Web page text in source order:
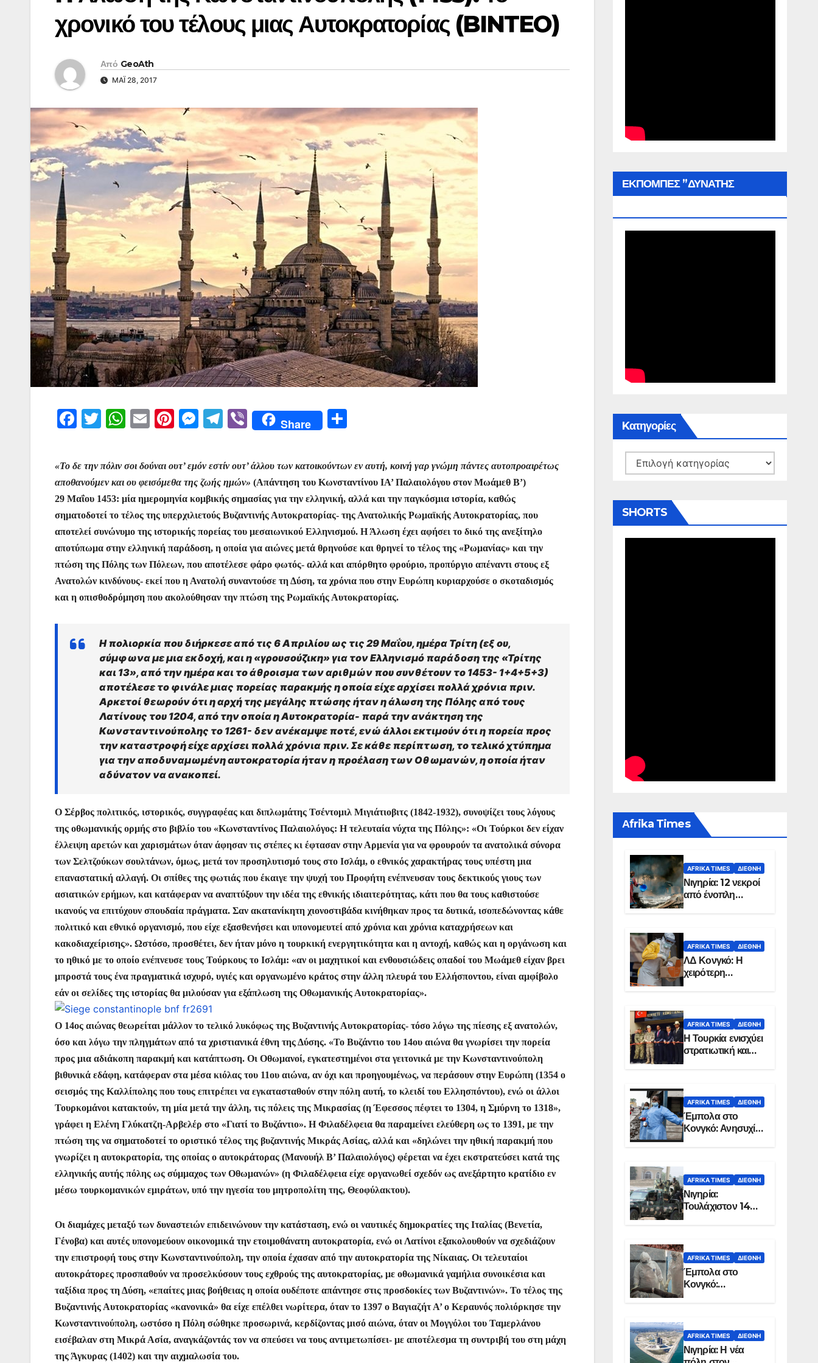
χρονικό του τέλους μιας Αυτοκρατορίας (BINTEO)
Από GeoAth
ΜΆΙ 28, 2017
F
c
e
b
o
o
k
T
itt
er
W
at
s
A
p
p
E
ai
l
Pi
er
e
st
M
s
s
e
n
g
er
T
e
gr
a
m
Vi
b
er
Share
α
σ
τε
ίτ
ε
«Το δε την πόλιν σοι δούναι ουτ’ εμόν εστίν ουτ’ άλλου των κατοικούντων εν αυτή, κοινή γαρ γνώμη πάντες αυτοπροαιρέτως
αποθανούμεν και ου φεισόμεθα της ζωής ημών» (Απάντηση του Κωνσταντίνου ΙΑ’ Παλαιολόγου στον Μωάμεθ Β’)
29 Μαΐου 1453: μία ημερομηνία κομβικής σημασίας για την ελληνική, αλλά και την παγκόσμια ιστορία, καθώς
σηματοδοτεί το τέλος της υπερχιλιετούς Βυζαντινής Αυτοκρατορίας- της Ανατολικής Ρωμαϊκής Αυτοκρατορίας, που
αποτελεί συνώνυμο της ιστορικής πορείας του μεσαιωνικού Ελληνισμού. Η Άλωση έχει αφήσει το δικό της ανεξίτηλο
αποτύπωμα στην ελληνική παράδοση, η οποία για αιώνες μετά θρηνούσε και θρηνεί το τέλος της «Ρωμανίας» και την
πτώση της Πόλης των Πόλεων, που αποτέλεσε φάρο φωτός- αλλά και απόρθητο φρούριο, προπύργιο απέναντι στους εξ
Ανατολών κινδύνους- εκεί που η Ανατολή συναντούσε τη Δύση, τα χρόνια που στην Ευρώπη κυριαρχούσε ο σκοταδισμός
και η οπισθοδρόμηση που ακολούθησαν την πτώση της Ρωμαϊκής Αυτοκρατορίας.
Η πολιορκία που διήρκεσε από τις 6 Απριλίου ως τις 29 Μαΐου, ημέρα Τρίτη (εξ ου,
σύμφωνα με μια εκδοχή, και η «γρουσούζικη» για τον Ελληνισμό παράδοση της «Τρίτης
και 13», από την ημέρα και το άθροισμα των αριθμών που συνθέτουν το 1453- 1+4+5+3)
αποτέλεσε το φινάλε μιας πορείας παρακμής η οποία είχε αρχίσει πολλά χρόνια πριν.
Αρκετοί θεωρούν ότι η αρχή της μεγάλης πτώσης ήταν η άλωση της Πόλης από τους
Λατίνους του 1204, από την οποία η Αυτοκρατορία- παρά την ανάκτηση της
Κωνσταντινούπολης το 1261- δεν ανέκαμψε ποτέ, ενώ άλλοι εκτιμούν ότι η πορεία προς
την καταστροφή είχε αρχίσει πολλά χρόνια πριν. Σε κάθε περίπτωση, το τελικό χτύπημα
για την αποδυναμωμένη αυτοκρατορία ήταν η προέλαση των Οθωμανών, η οποία ήταν
αδύνατον να ανακοπεί.
Ο Σέρβος πολιτικός, ιστορικός, συγγραφέας και διπλωμάτης Τσέντομιλ Μιγιάτιοβιτς (1842-1932), συνοψίζει τους λόγους
της οθωμανικής ορμής στο βιβλίο του «Κωνσταντίνος Παλαιολόγος: Η τελευταία νύχτα της Πόλης»: «Οι Τούρκοι δεν είχαν
έλλειψη αρετών και χαρισμάτων όταν άφησαν τις στέπες κι έφτασαν στην Αρμενία για να φρουρούν τα ανατολικά σύνορα
των Σελτζούκων σουλτάνων, όμως, μετά τον προσηλυτισμό τους στο Ισλάμ, ο εθνικός χαρακτήρας τους υπέστη μια
επαναστατική αλλαγή. Οι σπίθες της φωτιάς που έκαιγε την ψυχή του Προφήτη ενέπνευσαν τους δεκτικούς γιους των
ασιατικών ερήμων, και κατάφεραν να αναπτύξουν την ιδέα της εθνικής ιδιαιτερότητας, κάτι που θα τους καθιστούσε
ικανούς να επιτύχουν σπουδαία πράγματα. Σαν ακατανίκητη χιονοστιβάδα κινήθηκαν προς τα δυτικά, ισοπεδώνοντας κάθε
πολιτικό και εθνικό οργανισμό, που είχε εξασθενήσει και υπονομευτεί από χρόνια και χρόνια καταχρήσεων και
κακοδιαχείρισης». Ωστόσο, προσθέτει, δεν ήταν μόνο η τουρκική ενεργητικότητα και η αντοχή, καθώς και η οργάνωση και
το ηθικό με το οποίο ενέπνευσε τους Τούρκους το Ισλάμ: «αν οι μαχητικοί και ενθουσιώδεις οπαδοί του Μωάμεθ είχαν βρει
μπροστά τους ένα πραγματικά ισχυρό, υγιές και οργανωμένο κράτος στην άλλη πλευρά του Ελλήσποντου, είναι αμφίβολο
εάν οι σελίδες της ιστορίας θα μιλούσαν για εξάπλωση της Οθωμανικής Αυτοκρατορίας».
Ο 14ος αιώνας θεωρείται μάλλον το τελικό λυκόφως της Βυζαντινής Αυτοκρατορίας- τόσο λόγω της πίεσης εξ ανατολών,
όσο και λόγω την πληγμάτων από τα χριστιανικά έθνη της Δύσης. «Το Βυζάντιο του 14ου αιώνα θα γνωρίσει την πορεία
προς μια αδιάκοπη παρακμή και κατάπτωση. Οι Οθωμανοί, εγκατεστημένοι στα γειτονικά με την Κωνσταντινούπολη
βιθυνικά εδάφη, κατάφεραν στα μέσα κιόλας του 11ου αιώνα, αν όχι και προηγουμένως, να περάσουν στην Ευρώπη (1354 ο
σεισμός της Καλλίπολης που τους επιτρέπει να εγκατασταθούν στην πόλη αυτή, το κλειδί του Ελλησπόντου), ενώ οι άλλοι
Τουρκομάνοι κατακτούν, τη μία μετά την άλλη, τις πόλεις της Μικρασίας (η Έφεσσος πέφτει το 1304, η Σμύρνη το 1318»,
γράφει η Ελένη Γλύκατζη-Αρβελέρ στο «Γιατί το Βυζάντιο». Η Φιλαδέλφεια θα παραμείνει ελεύθερη ως το 1391, με την
πτώση της να σηματοδοτεί το οριστικό τέλος της βυζαντινής Μικράς Ασίας, αλλά και «δηλώνει την ηθική παρακμή που
γνωρίζει η αυτοκρατορία, της οποίας ο αυτοκράτορας (Μανουήλ Β’ Παλαιολόγος) φέρεται να έχει εκστρατεύσει κατά της
ελληνικής αυτής πόλης ως σύμμαχος των Οθωμανών» (η Φιλαδέλφεια είχε οργανωθεί σχεδόν ως ανεξάρτητο κρατίδιο εν
μέσω τουρκομανικών εμιράτων, υπό την ηγεσία του μητροπολίτη της, Θεοφύλακτου).
Οι διαμάχες μεταξύ των δυναστειών επιδεινώνουν την κατάσταση, ενώ οι ναυτικές δημοκρατίες της Ιταλίας (Βενετία,
Γένοβα) και αυτές υπονομεύουν οικονομικά την ετοιμοθάνατη αυτοκρατορία, ενώ οι Λατίνοι εξακολουθούν να σχεδιάζουν
την επιστροφή τους στην Κωνσταντινούπολη, την οποία έχασαν από την αυτοκρατορία της Νίκαιας. Οι τελευταίοι
αυτοκράτορες προσπαθούν να προσελκύσουν τους εχθρούς της αυτοκρατορίας, με οθωμανικά γαμήλια συνοικέσια και
ταξίδια προς τη Δύση, «επαίτες μιας βοήθειας η οποία ουδέποτε απάντησε στις προσδοκίες των Βυζαντινών». Το τέλος της
Βυζαντινής Αυτοκρατορίας «κανονικά» θα είχε επέλθει νωρίτερα, όταν το 1397 ο Βαγιαζήτ Α’ ο Κεραυνός πολιόρκησε την
Κωνσταντινούπολη, ωστόσο η Πόλη σώθηκε προσωρινά, κερδίζοντας μισό αιώνα, όταν οι Μογγόλοι του Ταμερλάνου
εισέβαλαν στη Μικρά Ασία, αναγκάζοντάς τον να σπεύσει να τους αντιμετωπίσει- με αποτέλεσμα τη συντριβή του στη μάχη
της Άγκυρας (1402) και την αιχμαλωσία του.
ΕΚΠΟΜΠΕΣ ”ΔΥΝΑΤΗΣ
Kατηγορίες
Kατηγορίες
SHORTS
Αfrika Times
AFRIKA TIMES ΔΙΕΘΝΉ
Νιγηρία: 12 νεκροί
από ένοπλη
επίθεση σε χωριό
AFRIKA TIMES ΔΙΕΘΝΉ
ΛΔ Κονγκό: Η
χειρότερη
επιδημία Έμπολα
χώρας
AFRIKA TIMES ΔΙΕΘΝΉ
Η Τουρκία ενισχύει
στρατιωτική και
ενεργειακή
Σομαλία
AFRIKA TIMES ΔΙΕΘΝΉ
Έμπολα στο
Κονγκό: Ανησυχία
για τη μεγάλη
AFRIKA TIMES ΔΙΕΘΝΉ
Νιγηρία:
Τουλάχιστον 14
νεκροί από
στην Οτούκπο
AFRIKA TIMES ΔΙΕΘΝΉ
Έμπολα στο
Κονγκό:
Ξεπέρασαν τους
AFRIKA TIMES ΔΙΕΘΝΉ
Νιγηρία: Η νέα